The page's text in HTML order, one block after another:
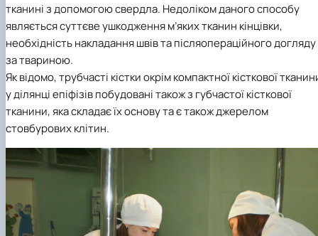
тканині з допомогою свердла. Недоліком даного способу
являється суттєве ушкодження м’яких тканин кінцівки,
необхідність накладання швів та післяопераційного догляду
за твариною.
Як відомо, трубчасті кістки окрім компактної кісткової
у ділянці епіфізів побудовані також з губчастої кісткової
тканини, яка складає їх основу та є також джерелом
стовбурових клітин.